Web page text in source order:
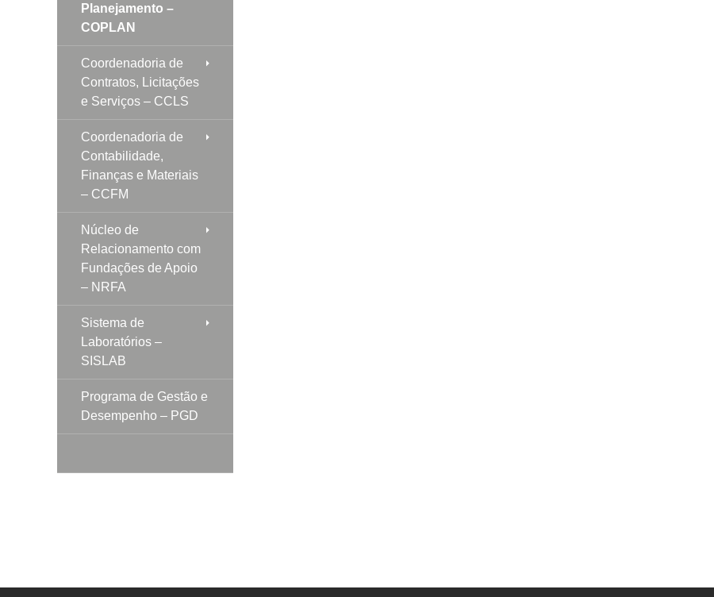
Planejamento –
COPLAN
Coordenadoria de
Contratos, Licitações
e Serviços – CCLS
Coordenadoria de
Contabilidade,
Finanças e Materiais
– CCFM
Núcleo de
Relacionamento com
Fundações de Apoio
– NRFA
Sistema de
Laboratórios –
SISLAB
Programa de Gestão e
Desempenho – PGD